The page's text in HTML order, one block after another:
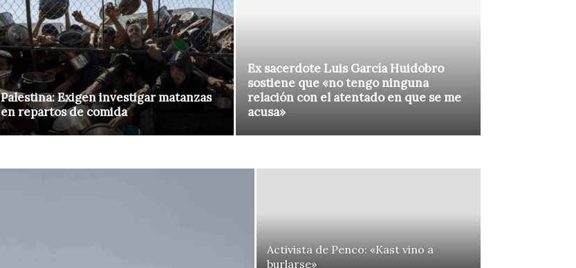
Palestina: Exigen investigar matanzas
en repartos de comida
Ex sacerdote Luis García Huidobro
sostiene que «no tengo ninguna
relación con el atentado en que se me
acusa»
Activista de Penco: «Kast vino a
burlarse»